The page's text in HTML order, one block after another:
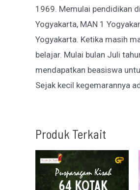
1969. Memulai pendidikan
Yogyakarta, MAN 1
Yogyakarta. Ketika masih
belajar. Mulai bulan Juli
mendapatkan beasiswa
Sejak kecil kegemarannya
Produk Terkait